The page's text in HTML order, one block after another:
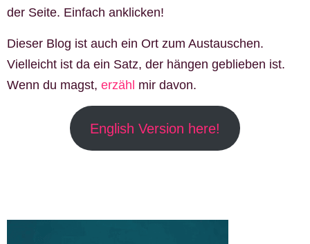
der Seite. Einfach anklicken!
Dieser Blog ist auch ein Ort zum Austauschen.
Vielleicht ist da ein Satz, der hängen geblieben ist.
Wenn du magst, erzähl mir davon.
English Version here!